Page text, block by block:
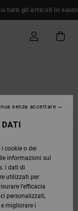
saldo Risparmia
Exotica
CHE
cookie o dei
informazioni sul
i dati di
utilizzati per:
l’efficacia
personalizzati,
migliorare i
senza accettare